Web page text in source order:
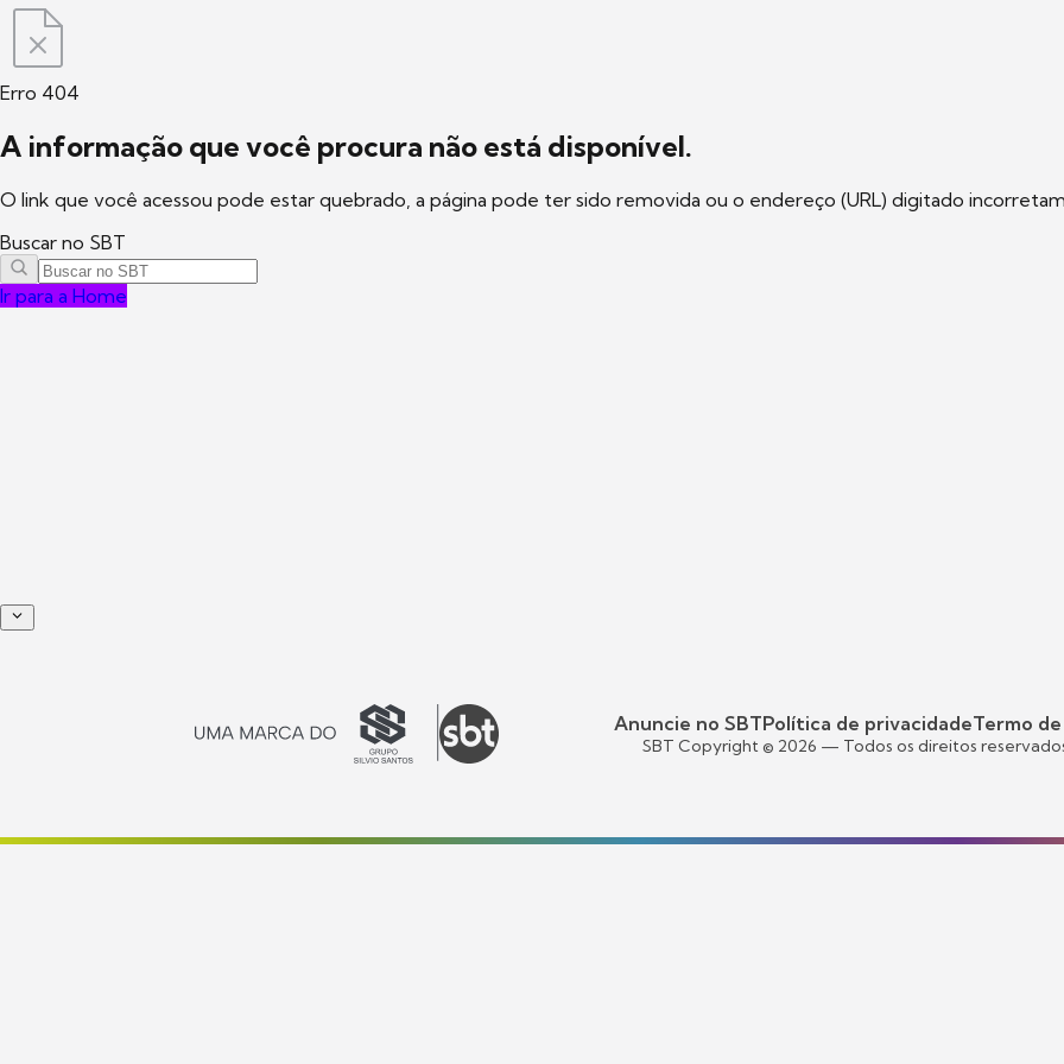
Erro 404
A informação que você procura não está disponível.
O link que você acessou pode estar quebrado, a página pode ter sido removida ou o endereço (URL) digitado
Buscar no SBT
Ir para a Home
Anuncie no SBTPolítica de privacidadeTermo de
SBT Copyright © 2026 — Todos os direitos